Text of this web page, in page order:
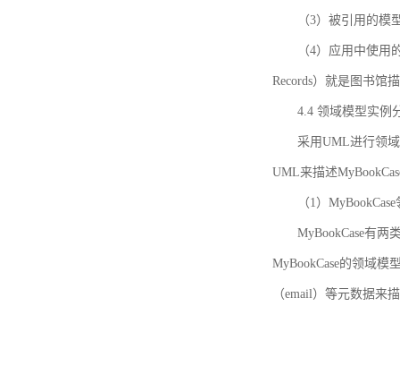
（3）被引用的模
（4）应用中使用
Records）就是图书馆
4.4 领域模型实例
采用UML进行领
UML来描述
（1）
MyBookCase有两
MyBookCase的领域模
（email）等元数据来